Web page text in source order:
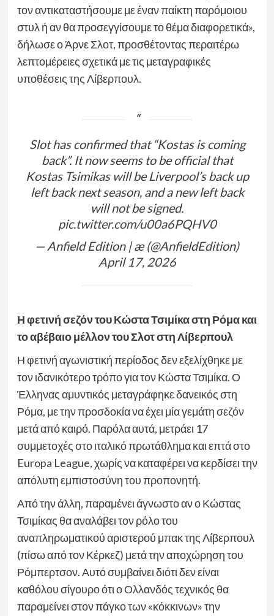
τον αντικαταστήσουμε με έναν παίκτη παρόμοιου
στυλ ή αν θα προσεγγίσουμε το θέμα διαφορετικά»,
δήλωσε ο Άρνε Σλοτ, προσθέτοντας περαιτέρω
λεπτομέρειες σχετικά με τις μεταγραφικές
υποθέσεις της Λίβερπουλ.
Slot has confirmed that “Kostas is coming
back”. It now seems to be official that
Kostas Tsimikas will be Liverpool’s back up
left back next season, and a new left back
will not be signed.
pic.twitter.com/u00a6PQHV0
— Anfield Edition | æ (@AnfieldEdition)
April 17, 2026
Η φετινή σεζόν του Κώστα Τσιμίκα στη Ρόμα και
το αβέβαιο μέλλον του Σλοτ στη Λίβερπουλ
Η φετινή αγωνιστική περίοδος δεν εξελίχθηκε με
τον ιδανικότερο τρόπο για τον Κώστα Τσιμίκα. Ο
Έλληνας αμυντικός μεταγράφηκε δανεικός στη
Ρόμα, με την προσδοκία να έχει μία γεμάτη σεζόν
μετά από καιρό. Παρόλα αυτά, μετράει 17
συμμετοχές στο ιταλικό πρωτάθλημα και επτά στο
Europa League, χωρίς να καταφέρει να κερδίσει την
απόλυτη εμπιστοσύνη του προπονητή.
Από την άλλη, παραμένει άγνωστο αν ο Κώστας
Τσιμίκας θα αναλάβει τον ρόλο του
αναπληρωματικού αριστερού μπακ της Λίβερπουλ
(πίσω από τον Κέρκεζ) μετά την αποχώρηση του
Ρόμπερτσον. Αυτό συμβαίνει διότι δεν είναι
καθόλου σίγουρο ότι ο Ολλανδός τεχνικός θα
παραμείνει στον πάγκο των «κόκκινων» την